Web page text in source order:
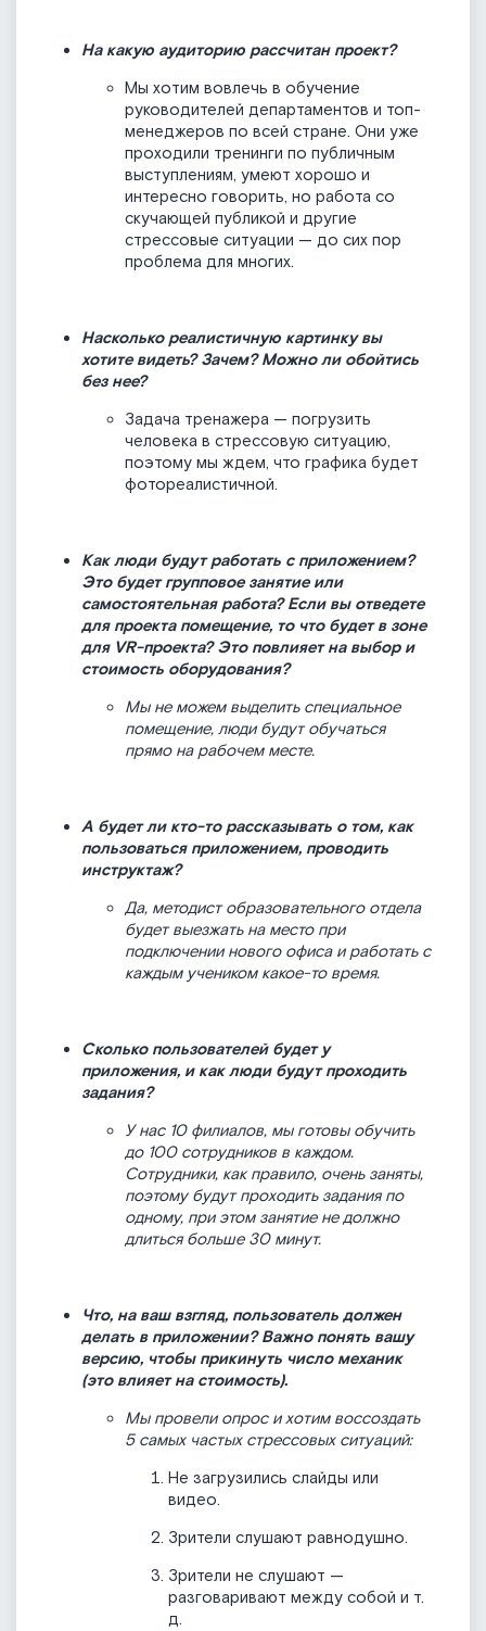
На какую аудиторию рассчитан проект?
Мы хотим вовлечь в обучение
руководителей департаментов и топ-
менеджеров по всей стране. Они уже
проходили тренинги по публичным
выступлениям, умеют хорошо и
интересно говорить, но работа со
скучающей публикой и другие
стрессовые ситуации — до сих пор
проблема для многих.
Насколько реалистичную картинку вы
хотите видеть? Зачем? Можно ли обойтись
без нее?
Задача тренажера — погрузить
человека в стрессовую ситуацию,
поэтому мы ждем, что графика будет
фотореалистичной.
Как люди будут работать с приложением?
Это будет групповое занятие или
самостоятельная работа? Если вы отведете
для проекта помещение, то что будет в зоне
для VR-проекта? Это повлияет на выбор и
стоимость оборудования?
Мы не можем выделить специальное
помещение, люди будут обучаться
прямо на рабочем месте.
А будет ли кто-то рассказывать о том, как
пользоваться приложением, проводить
инструктаж?
Да, методист образовательного отдела
будет выезжать на место при
подключении нового офиса и работать с
каждым учеником какое-то время.
Сколько пользователей будет у
приложения, и как люди будут проходить
задания?
У нас 10 филиалов, мы готовы обучить
до 100 сотрудников в каждом.
Сотрудники, как правило, очень заняты,
поэтому будут проходить задания по
одному, при этом занятие не должно
длиться больше 30 минут.
Что, на ваш взгляд, пользователь должен
делать в приложении? Важно понять вашу
версию, чтобы прикинуть число механик
(это влияет на стоимость).
Мы провели опрос и хотим воссоздать
5 самых частых стрессовых ситуаций:
Не загрузились слайды или
видео.
Зрители слушают равнодушно.
Зрители не слушают —
разговаривают между собой и т.
д.